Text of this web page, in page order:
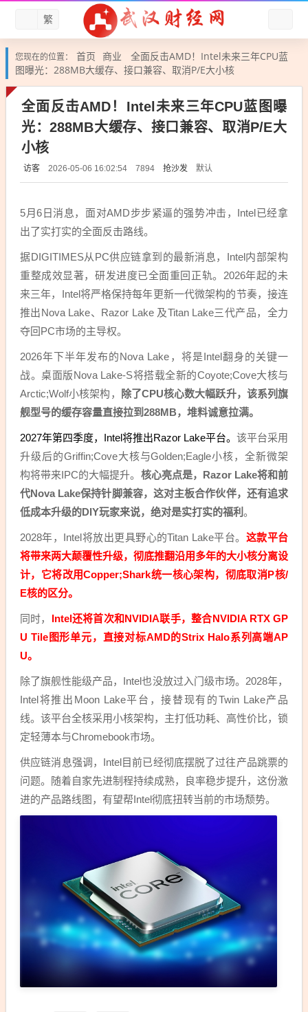
繁
您现在的位置： 首页 商业
全面反击AMD！Intel未来三年CPU蓝
图曝光：288MB大缓存、接口兼容、取消P/E大小核
全面反击AMD！Intel未来三年CPU蓝图曝
光：288MB大缓存、接口兼容、取消P/E大
小核
访客 2026-05-06 16:02:54 7894 抢沙发 默认
5月6日消息，面对AMD步步紧逼的强势冲击，Intel已经拿
出了实打实的全面反击路线。
据DIGITIMES从PC供应链拿到的最新消息，Intel内部架构
重整成效显著，研发进度已全面重回正轨。2026年起的未
来三年，Intel将严格保持每年更新一代微架构的节奏，接连
推出Nova Lake、Razor Lake 及Titan Lake三代产品，全力
夺回PC市场的主导权。
2026年下半年发布的Nova Lake，将是Intel翻身的关键一
战。桌面版Nova Lake-S将搭载全新的Coyote;Cove大核与
Arctic;Wolf小核架构，
除了CPU核心数大幅跃升，该系列旗
舰型号的缓存容量直接拉到288MB，堆料诚意拉满。
2027年第四季度，Intel将推出Razor Lake平台。 该平台采用
升级后的Griffin;Cove大核与Golden;Eagle小核，全新微架
构将带来IPC的大幅提升。 核心亮点是，Razor Lake将和前
代Nova Lake保持针脚兼容，这对主板合作伙伴，还有追求
低成本升级的DIY玩家来说，绝对是实打实的福利 。
2028年，Intel将放出更具野心的Titan Lake平台。 这款平台
将带来两大颠覆性升级，彻底推翻沿用多年的大小核分离设
计，它将改用Copper;Shark统一核心架构，彻底取消P核/
E核的区分。
同时， Intel还将首次和NVIDIA联手，整合NVIDIA RTX GP
U Tile图形单元，直接对标AMD的Strix Halo系列高端AP
U。
除了旗舰性能级产品，Intel也没放过入门级市场。2028年，
Intel将推出Moon Lake平台，接替现有的Twin Lake产品
线。该平台全核采用小核架构，主打低功耗、高性价比，锁
定轻薄本与Chromebook市场。
供应链消息强调，Intel目前已经彻底摆脱了过往产品跳票的
问题。随着自家先进制程持续成熟，良率稳步提升，这份激
进的产品路线图，有望帮Intel彻底扭转当前的市场颓势。